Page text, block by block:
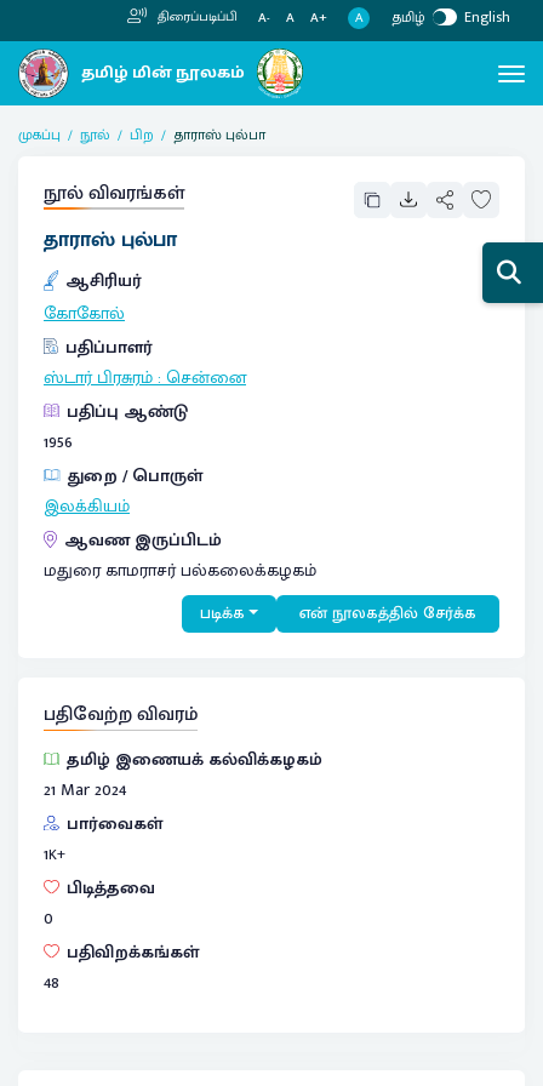
திரைப்படிப்பி A- A A+ A தமிழ் English
முகப்பு நூல் பிற தாராஸ் புல்பா
நூல் விவரங்கள்
தாராஸ் புல்பா
ஆசிரியர்
கோகோல்
பதிப்பாளர்
ஸ்டார் பிரசுரம்:சென்னை
பதிப்பு ஆண்டு
1956
துறை / பொருள்
இலக்கியம்
ஆவண இருப்பிடம்
மதுரை காமராசர் பல்கலைக்கழகம்
படிக்க என் நூலகத்தில் சேர்க்க
பதிவேற்ற விவரம்
தமிழ் இணையக் கல்விக்கழகம்
21 Mar 2024
பார்வைகள்
1K+
பிடித்தவை
0
பதிவிறக்கங்கள்
48